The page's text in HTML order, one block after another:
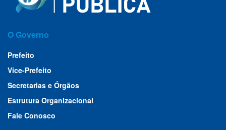
O Governo
Prefeito
Vice-Prefeito
Secretarias e Órgãos
Estrutura Organizacional
Fale Conosco